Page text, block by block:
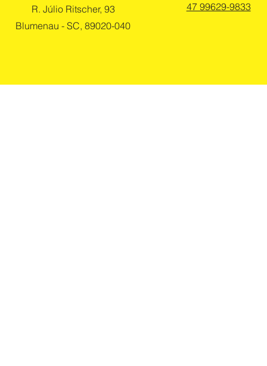
R. Júlio Ritscher, 93
Blumenau - SC, 89020-040
47 99629-9833